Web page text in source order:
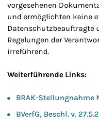
vorgesehenen
und ermöglichten keine
Datenschutzbeauftragte
Regelungen der
irreführend.
Weiterführende Links:
BRAK-Stellungnahme
BVerfG, Beschl. v.